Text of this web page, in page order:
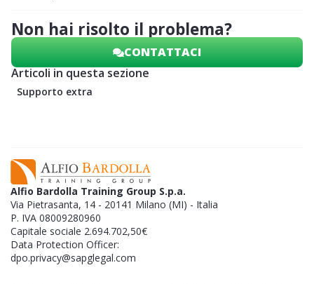
Articoli in questa sezione
Supporto extra
Non hai risolto il problema?
CONTATTACI
Alfio Bardolla Training Group S.p.a.
Via Pietrasanta, 14 - 20141 Milano (MI) - Italia
P. IVA 08009280960
Capitale sociale 2.694.702,50€
Data Protection Officer:
dpo.privacy@sapglegal.com